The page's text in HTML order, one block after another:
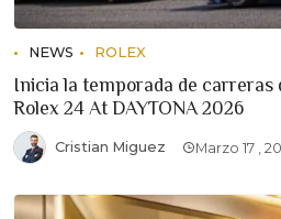
NEWS ROLEX
Inicia la temporada de carreras
Rolex 24 At DAYTONA 2026
Cristian Miguez Marzo 17 ,